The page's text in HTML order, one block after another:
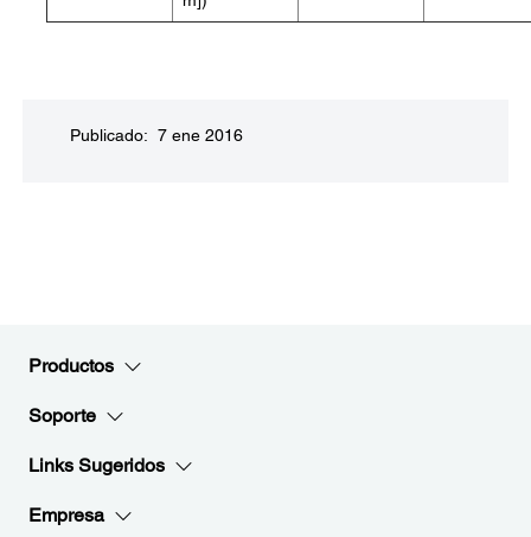
Publicado: 7 ene 2016
Productos
Soporte
Links Sugeridos
Empresa